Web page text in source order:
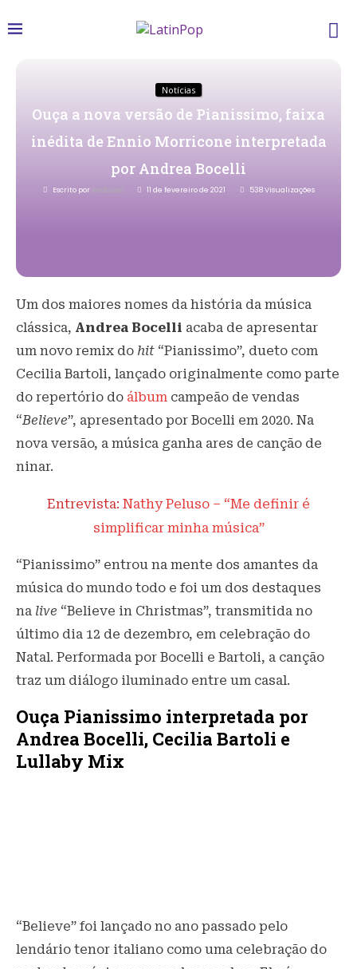
Notícias
Ouça a nova versão de Pianissimo, faixa
inédita de Ennio Morricone interpretada
por Andrea Bocelli
Escrito por 11 de fevereiro de 2021 538Visualizações
Um dos maiores nomes da história da música
clássica, Andrea Bocelli acaba de apresentar
um novo remix do hit “Pianissimo”, dueto com
Cecilia Bartoli, lançado originalmente como parte
do repertório do álbum campeão de vendas
“Believe”, apresentado por Bocelli em 2020. Na
nova versão, a música ganha ares de canção de
ninar.
Entrevista: Nathy Peluso – “Me definir é
simplificar minha música”
“Pianissimo” entrou na mente dos amantes da
música do mundo todo e foi um dos destaques
na live “Believe in Christmas”, transmitida no
último dia 12 de dezembro, em celebração do
Natal. Performada por Bocelli e Bartoli, a canção
traz um diálogo iluminado entre um casal.
Ouça Pianissimo interpretada por
Andrea Bocelli, Cecilia Bartoli e
Lullaby Mix
“Believe” foi lançado no ano passado pelo
lendário tenor italiano como uma celebração do